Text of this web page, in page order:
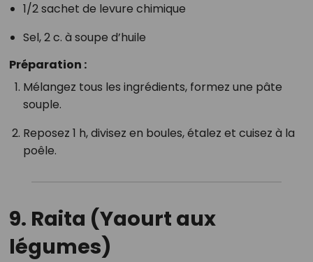
1/2 sachet de levure chimique
Sel, 2 c. à soupe d’huile
Préparation :
Mélangez tous les ingrédients, formez une pâte
souple.
Reposez 1 h, divisez en boules, étalez et cuisez à la
poêle.
9. Raita (Yaourt aux
légumes)